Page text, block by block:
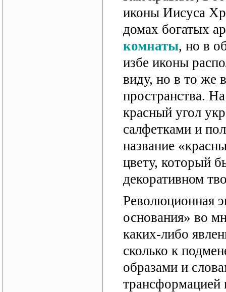
иконы Иисуса
домах богатых
комнаты, но в
избе иконы
виду, но в то же
пространства.
красный угол
салфетками и
название
цвету, который
декоративном
Революционная
основания» во
каких-либо
сколько к
образами и
трансформацией